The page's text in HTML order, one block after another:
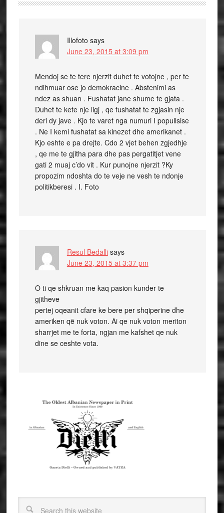
Illofoto says
June 23, 2015 at 3:09 pm
Mendoj se te tere njerzit duhet te votojne , per te
ndihmuar ose jo demokracine . Abstenimi as
ndez as shuan . Fushatat jane shume te gjata .
Duhet te kete nje ligj , qe fushatat te zgjasin nje
deri dy jave . Kjo te varet nga numuri I popullsise
. Ne I kemi fushatat sa kinezet dhe amerikanet .
Kjo eshte e pa drejte. Cdo 2 vjet behen zgjedhje
, qe me te gjitha para dhe pas pergatitjet vene
gati 2 muaj c’do vit . Kur punojne njerzit ?Ky
propozim ndoshta do te veje ne vesh te ndonje
politikberesi . I. Foto
Resul Bedalli says
June 23, 2015 at 3:37 pm
O ti qe shkruan me kaq pasion kunder te
gjitheve
pertej oqeanit cfare ke bere per shqiperine dhe
ameriken që nuk voton. Ai qe nuk voton meriton
sharrjet me te forta, ngjan me kafshet qe nuk
dine se ceshte vota.